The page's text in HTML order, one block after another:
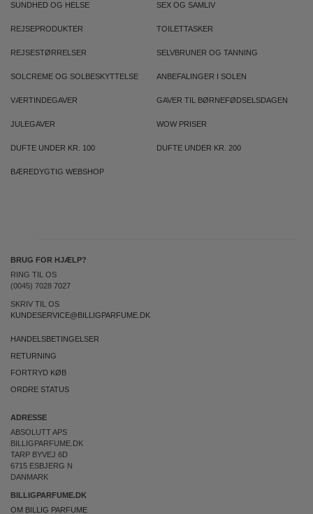
SUNDHED OG HELSE SEX OG SAMLIV
REJSEPRODUKTER TOILETTASKER
REJSESTØRRELSER SELVBRUNER OG TANNING
SOLCREME OG SOLBESKYTTELSE ANBEFALINGER I SOLEN
VÆRTINDEGAVER GAVER TIL BØRNEFØDSELSDAGEN
JULEGAVER WOW PRISER
DUFTE UNDER KR. 100 DUFTE UNDER KR. 200
BÆREDYGTIG WEBSHOP
BRUG FOR HJÆLP?
RING TIL OS
(0045) 7028 7027
SKRIV TIL OS
KUNDESERVICE@BILLIGPARFUME.DK
HANDELSBETINGELSER
RETURNING
FORTRYD KØB
ORDRE STATUS
ADRESSE
ABSOLUTT APS
BILLIGPARFUME.DK
TARP BYVEJ 6D
6715 ESBJERG N
DANMARK
BILLIGPARFUME.DK
OM BILLIG PARFUME